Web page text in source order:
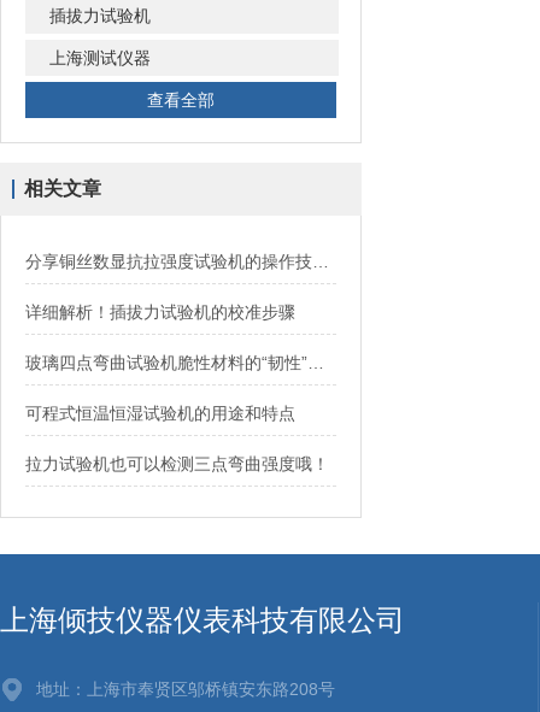
插拔力试验机
上海测试仪器
查看全部
相关文章
详细解析！插拔力试验机的校准步骤
可程式恒温恒湿试验机的用途和特点
拉力试验机也可以检测三点弯曲强度哦！
上海倾技仪器仪表科技有限公司
地址：上海市奉贤区邬桥镇安东路208号